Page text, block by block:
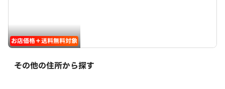
お店価格＋送料無料対象
その他の住所から探す